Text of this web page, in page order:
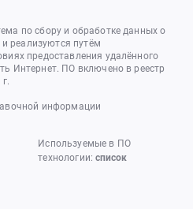
по сбору и обработке данных о
реализуются путём
предоставления удалённого
Интернет. ПО включено в реестр
информации
Используемые в ПО
технологии:список